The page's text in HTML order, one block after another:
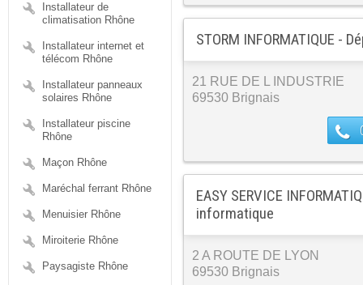
Installateur de
climatisation Rhône
Installateur internet et
télécom Rhône
Installateur panneaux
solaires Rhône
Installateur piscine
Rhône
Maçon Rhône
Maréchal ferrant Rhône
Menuisier Rhône
Miroiterie Rhône
Paysagiste Rhône
STORM INFORMATIQUE -
21 RUE DE L INDUSTRIE
69530 Brignais
EASY SERVICE
informatique
2 A ROUTE DE LYON
69530 Brignais